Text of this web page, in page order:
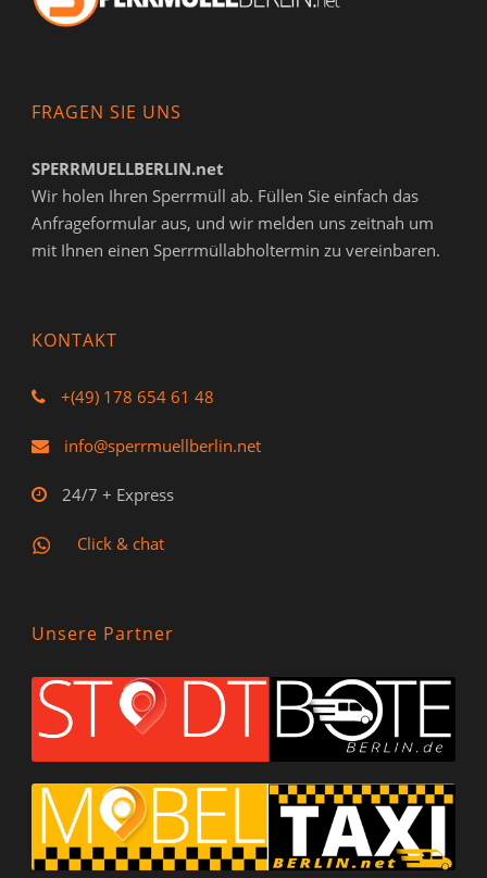
FRAGEN SIE UNS
SPERRMUELLBERLIN.net
Wir holen Ihren Sperrmüll ab. Füllen Sie einfach das
Anfrageformular aus, und wir melden uns zeitnah um
mit Ihnen einen Sperrmüllabholtermin zu vereinbaren.
KONTAKT
+(49) 178 654 61 48
info@sperrmuellberlin.net
24/7 + Express
Click & chat
Unsere Partner